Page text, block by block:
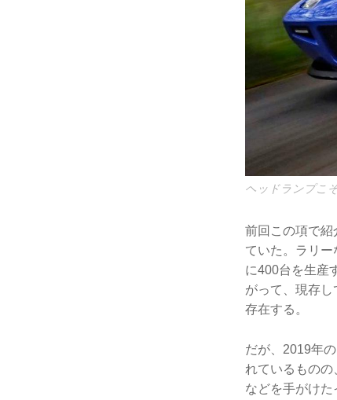
ヘッドランプこ
前回この項で紹
ていた。ラリ
に400台を生産
がって、現存
存在する。
だが、2019年
れているもの
などを手がけ